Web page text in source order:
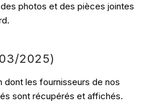
photos et des pièces jointes
/2025)
dont les fournisseurs de nos
sont récupérés et affichés.